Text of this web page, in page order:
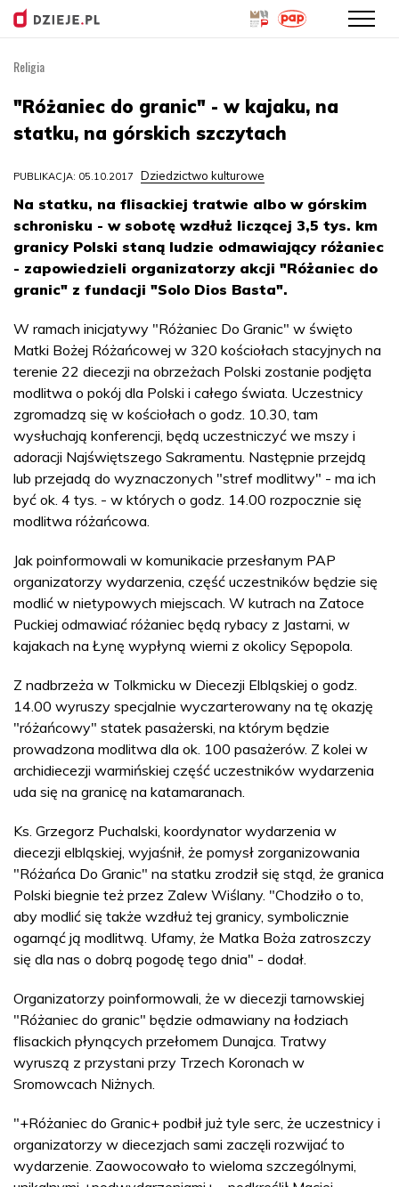
treści
Religia
"Różaniec do granic" - w kajaku, na
statku, na górskich szczytach
PUBLIKACJA: 05.10.2017 Dziedzictwo kulturowe
Na statku, na flisackiej tratwie albo w górskim
schronisku - w sobotę wzdłuż liczącej 3,5 tys. km
granicy Polski staną ludzie odmawiający różaniec
- zapowiedzieli organizatorzy akcji "Różaniec do
granic" z fundacji "Solo Dios Basta".
W ramach inicjatywy "Różaniec Do Granic" w święto
Matki Bożej Różańcowej w 320 kościołach stacyjnych na
terenie 22 diecezji na obrzeżach Polski zostanie podjęta
modlitwa o pokój dla Polski i całego świata. Uczestnicy
zgromadzą się w kościołach o godz. 10.30, tam
wysłuchają konferencji, będą uczestniczyć we mszy i
adoracji Najświętszego Sakramentu. Następnie przejdą
lub przejadą do wyznaczonych "stref modlitwy" - ma ich
być ok. 4 tys. - w których o godz. 14.00 rozpocznie się
modlitwa różańcowa.
Jak poinformowali w komunikacie przesłanym PAP
organizatorzy wydarzenia, część uczestników będzie się
modlić w nietypowych miejscach. W kutrach na Zatoce
Puckiej odmawiać różaniec będą rybacy z Jastarni, w
kajakach na Łynę wypłyną wierni z okolicy Sępopola.
Z nadbrzeża w Tolkmicku w Diecezji Elbląskiej o godz.
14.00 wyruszy specjalnie wyczarterowany na tę okazję
"różańcowy" statek pasażerski, na którym będzie
prowadzona modlitwa dla ok. 100 pasażerów. Z kolei w
archidiecezji warmińskiej część uczestników wydarzenia
uda się na granicę na katamaranach.
Ks. Grzegorz Puchalski, koordynator wydarzenia w
diecezji elbląskiej, wyjaśnił, że pomysł zorganizowania
"Różańca Do Granic" na statku zrodził się stąd, że granica
Polski biegnie też przez Zalew Wiślany. "Chodziło o to,
aby modlić się także wzdłuż tej granicy, symbolicznie
ogarnąć ją modlitwą. Ufamy, że Matka Boża zatroszczy
się dla nas o dobrą pogodę tego dnia" - dodał.
Organizatorzy poinformowali, że w diecezji tarnowskiej
"Różaniec do granic" będzie odmawiany na łodziach
flisackich płynących przełomem Dunajca. Tratwy
wyruszą z przystani przy Trzech Koronach w
Sromowcach Niżnych.
"+Różaniec do Granic+ podbił już tyle serc, że uczestnicy i
organizatorzy w diecezjach sami zaczęli rozwijać to
wydarzenie. Zaowocowało to wieloma szczególnymi,